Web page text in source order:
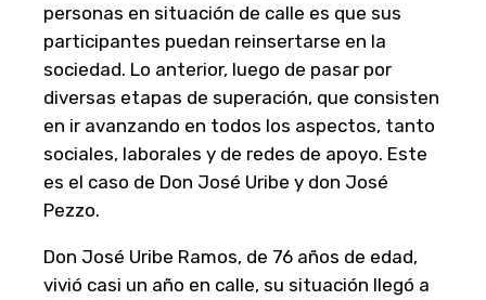
personas en situación de calle es que sus
participantes puedan reinsertarse en la
sociedad. Lo anterior, luego de pasar por
diversas etapas de superación, que consisten
en ir avanzando en todos los aspectos, tanto
sociales, laborales y de redes de apoyo. Este
es el caso de Don José Uribe y don José
Pezzo.
Don José Uribe Ramos, de 76 años de edad,
vivió casi un año en calle, su situación llegó a